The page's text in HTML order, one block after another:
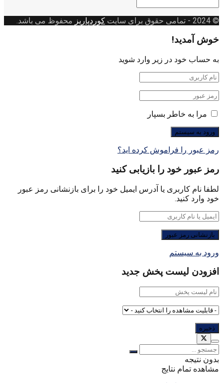
دسته
© 2024
- تمامی حقوق برای سایت کوردپاریز محفوظ می باشد.
خوش آمدید!
به حساب خود در زیر وارد شوید
مرا به خاطر بسپار
رمز عبور را فراموش کرده اید؟
رمز عبور خود را بازیابی کنید
لطفا نام کاربری یا آدرس ایمیل خود را برای بازنشانی رمز عبور
خود وارد کنید.
ورود به سیستم
افزودن لیست پخش جدید
بدون نتیجه
مشاهده تمام نتایج